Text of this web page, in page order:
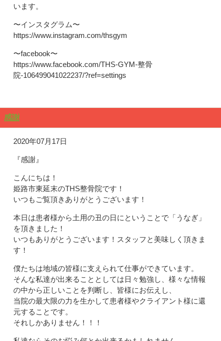
います。
〜インスタグラム〜
https://www.instagram.com/thsgym
〜facebook〜
https://www.facebook.com/THS-GYM-整骨
院-106499041022237/?ref=settings
感謝
2020年07月17日
『感謝』
こんにちは！
姫路市東延末のTHS整骨院です！
いつもご覧頂きありがとうございます！
本日は患者様から土用の丑の日にということで「うなぎ」
を頂きました！
いつもありがとうございます！スタッフと美味しく頂きま
す！
僕たちは地域の皆様に支えられて仕事ができています。
そんな私達が出来ることとしては日々勉強し、様々な情報
の中から正しいことを判断し、皆様にお伝えし、
当院の最大限の力を生かして患者様やクライアント様に還
元することです。
それしかありません！！！